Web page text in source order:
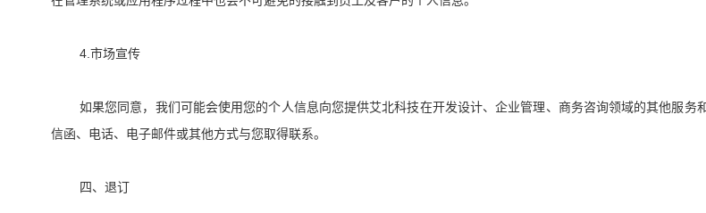
4. 市场宣传
如果您同意，我们可能会使用您的个人信息向您提供艾北科技在开发设计、企业管理、商务咨询领域的其他服
信函、电话、电子邮件或其他方式与您取得联系。
四、退订